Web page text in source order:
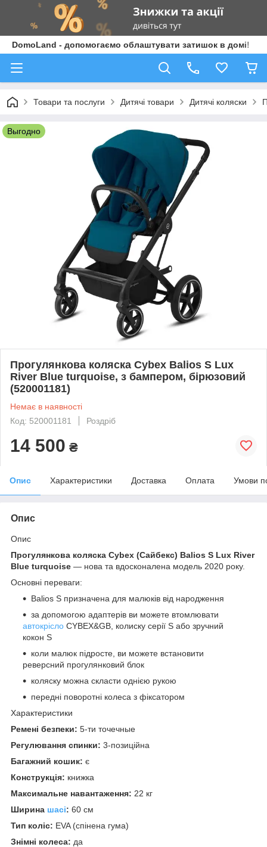
DomoLand - допомогаємо облаштувати затишок в домі!
Товари та послуги Дитячі товари Дитячі коляски
Выгодно
Прогулянкова коляска Cybex Balios S Lux
River Blue turquoise, з бампером, бірюзовий
(520001181)
Немає в наявності
Код: 520001181
Роздріб
14 500 ₴
Опис Характеристики Доставка Оплата Умови
Опис
Опис
Прогулянкова коляска Cybex (Сайбекс) Balios S Lux River
Blue turquoise — нова та вдосконалена модель 2020 року.
Основні переваги:
Balios S призначена для малюків від народження
за допомогою адаптерів ви можете втомлювати
автокрісло CYBEX&GB, колиску серії S або зручний
кокон S
коли малюк підросте, ви можете встановити
реверсний прогулянковий блок
коляску можна скласти однією рукою
передні поворотні колеса з фіксатором
Характеристики
Ремені безпеки: 5-ти точечные
Регулювання спинки: 3-позиційна
Багажний кошик: є
Конструкція: книжка
Максимальне навантаження: 22 кг
Ширина шасі: 60 см
Тип коліс: EVA (спінена гума)
Знімні колеса: да